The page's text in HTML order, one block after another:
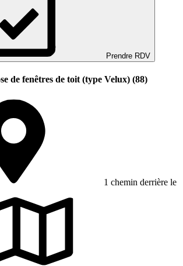
Prendre RDV
de fenêtres de toit (type Velux) (88)
1 chemin derrière le